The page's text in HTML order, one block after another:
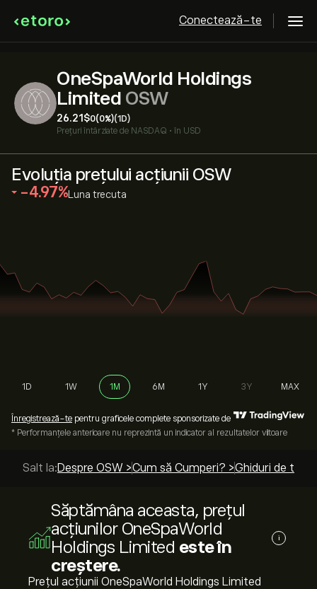
Conectează-te
OneSpaWorld Holdings
Limited OSW
26.21‎$‎0(0%)(1D)
Prețuri întârziate de NASDAQ • în USD
Evoluția prețului acțiunii OSW
‎-4.97‎ Luna trecuta
1D 1W 1M 6M 1Y 3Y MAX
Înregistrează-te pentru graficele complete sponsorizate de
* Performanțele anterioare nu reprezintă un indicator al rezultatelor viitoare
Salt la:Despre OSW >Cum să Cumperi? >Ghiduri de top >
Săptămâna aceasta, prețul
acțiunilor OneSpaWorld
Holdings Limited este în
creștere.
i
Prețul acțiunii OneSpaWorld Holdings Limited